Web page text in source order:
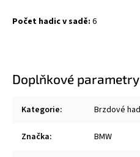
Počet hadic v sadě: 6
Doplňkové parametry
Kategorie: Brzdové
Značka: BMW